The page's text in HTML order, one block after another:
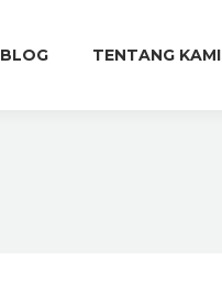
BLOG TENTANG KAMI